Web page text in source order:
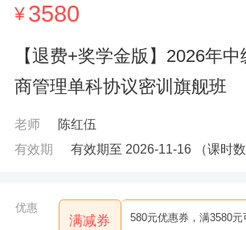
¥3580
【退费+奖学金版】2026年
商管理单科协议密训旗舰班
老师
陈红伍
有效期
有效期至 2026-11-16（课时数
优惠
满减券 580元优惠券，满3580元